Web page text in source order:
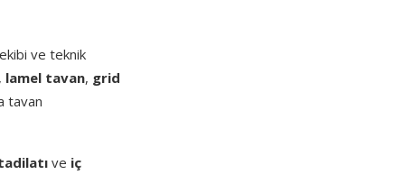
ve teknik
, lamel tavan, grid
tavan
ve iç